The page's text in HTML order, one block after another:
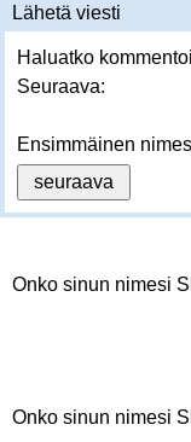
Lähetä viesti
Haluatko
Seuraava:
Ensimmäinen
Onko sinun nimesi
Onko sinun nimesi